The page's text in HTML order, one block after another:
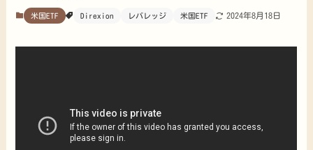
米国ETF Direxion レバレッジ 米国ETF 2024年8月18日